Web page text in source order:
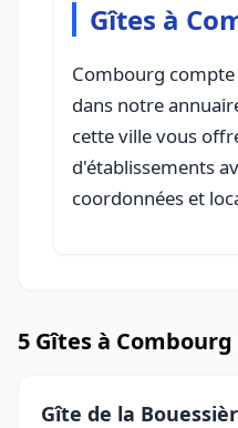
Gîtes à
Combourg compte
dans notre
cette ville vous
d'établissements
coordonnées et
5 Gîtes à Combourg
Gîte de la